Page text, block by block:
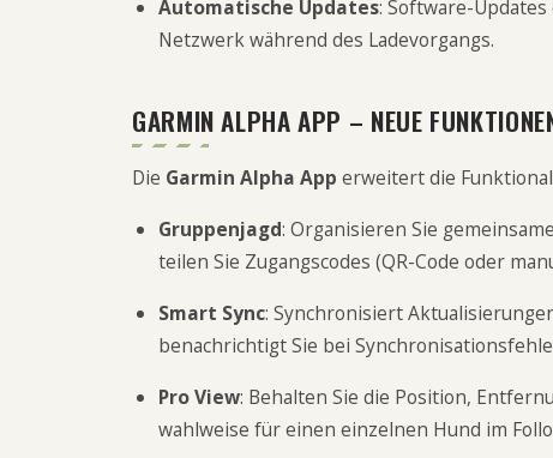
Automatische Updates: Software-
Netzwerk während des Ladevorgangs.
GARMIN ALPHA APP – NEUE
Die Garmin Alpha App erweitert die
Gruppenjagd: Organisieren Sie
teilen Sie Zugangscodes (QR-Code oder
Smart Sync: Synchronisiert
benachrichtigt Sie bei
Pro View: Behalten Sie die Position,
wahlweise für einen einzelnen Hund im